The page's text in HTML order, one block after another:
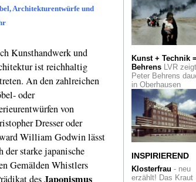
Architekturentwürfe und
Kunsthandwerk und
ist reichhaltig
An den zahlreichen
oder
von
Dresser oder
William Godwin lässt
der starke japanische
Gemälden Whistlers
desJaponismus
Hoch geschätzt:
der fließenden Welt.
Ukiyo-e, japanische
Farbholzschnitte im
Museum
Von Albertopolis
Bonn: Victoria and
Albert Museum
London zu Gast in
Bundeskunsthalle
Défilé der
Reihe.
Wallraf-Museum
Krupps Historisches
Archiv in der Villa
Kunst + Technik =
BehrensLVR zeigt
Peter Behrens
in Oberhausen
INSPIRIEREND
Klosterfrau - neu
erzählt! Das Kraut